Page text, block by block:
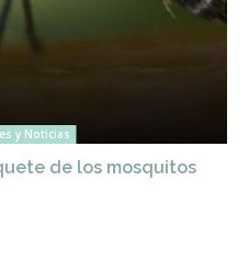
y Noticias
de los mosquitos